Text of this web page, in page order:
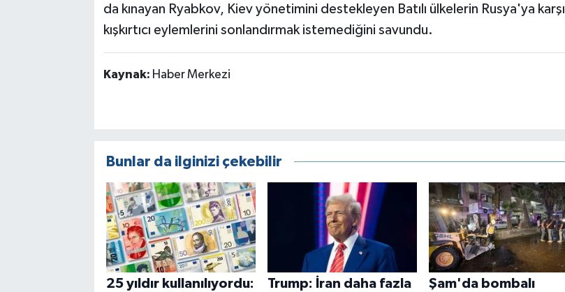
da kınayan Ryabkov, Kiev yönetimini destekleyen Batılı ülkelerin Rusya'ya karşı
kışkırtıcı eylemlerini sonlandırmak istemediğini savundu.
Kaynak: Haber Merkezi
Bunlar da ilginizi çekebilir
25 yıldır kullanılıyordu:
Trump: İran daha fazla
Şam'da bombalı